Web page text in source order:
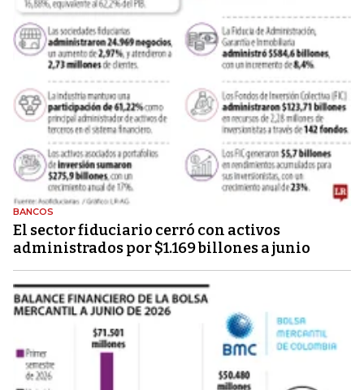
BANCOS
El sector fiduciario cerró con activos
administrados por $1.169 billones a junio